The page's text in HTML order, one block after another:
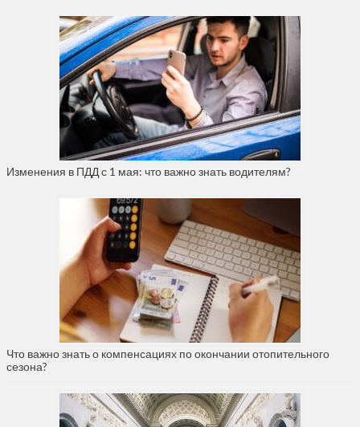
Изменения в ПДД с 1 мая: что важно знать водителям?
Что важно знать о компенсациях по окончании отопительного
сезона?